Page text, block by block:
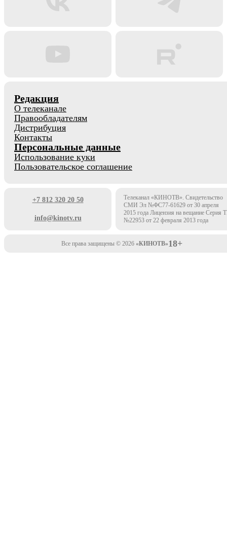
Редакция
О телеканале
Правообладателям
Дистрибуция
Контакты
Персональные данные
Использование куки
Пользовательское соглашение
+7 812 320 20 50
info@kinotv.ru
Телеканал «КИНОТВ». Свидетельство
СМИ Эл №ФС77-61629 от 30 апреля
2015 года Лицензия на вещание Серия
№22953 от 22 февраля 2013 года
Все права защищены © 2026 «КИНОТВ»18+